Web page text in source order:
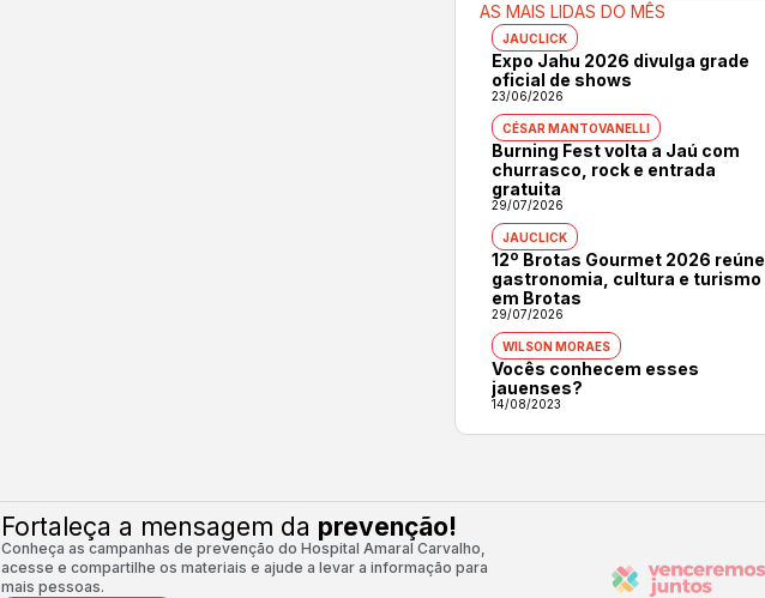
AS MAIS LIDAS DO MÊS
JAUCLICK
Expo Jahu 2026 divulga grade
oficial de shows
23/06/2026
CÉSAR MANTOVANELLI
Burning Fest volta a Jaú com
churrasco, rock e entrada
gratuita
29/07/2026
JAUCLICK
12º Brotas Gourmet 2026 reúne
gastronomia, cultura e turismo
em Brotas
29/07/2026
WILSON MORAES
Vocês conhecem esses
jauenses?
14/08/2023
Fortaleça a mensagem da prevenção!
Conheça as campanhas de prevenção do Hospital Amaral Carvalho,
acesse e compartilhe os materiais e ajude a levar a informação para
mais pessoas.